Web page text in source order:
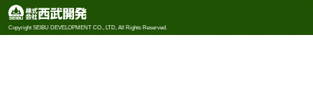
株式会社西武開発
Copyright SEIBU DEVELOPMENT CO., LTD, All Rights Reserved.